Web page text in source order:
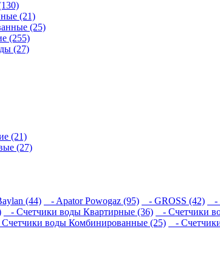
(21)
(25)
(255)
(27)
(21)
(27)
(44) - Apator Powogaz (95) - GROSS (42) -
- Счетчики воды Квартирные (36) - Счетчики
воды Комбинированные (25) -